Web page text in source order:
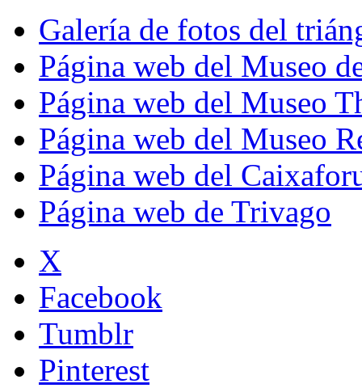
Galería de fotos del
Página web del Museo
Página web del Museo
Página web del Museo
Página web del
Página web de Trivago
X
Facebook
Tumblr
Pinterest